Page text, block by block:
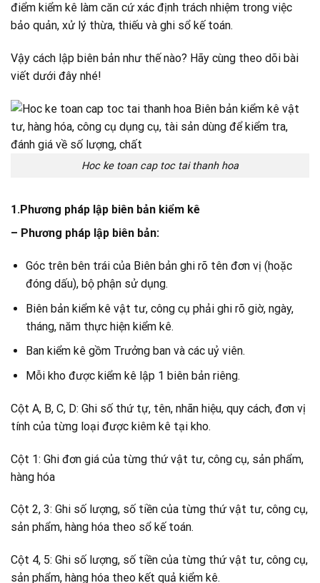
điểm kiểm kê làm căn cứ xác định trách nhiệm trong việc
bảo quản, xử lý thừa, thiếu và ghi sổ kế toán.
Vậy cách lập biên bản như thế nào? Hãy cùng theo dõi bài
viết dưới đây nhé!
Hoc ke toan cap toc tai thanh hoa
1.Phương pháp lập biên bản kiểm kê
– Phương pháp lập biên bản:
Góc trên bên trái của Biên bản ghi rõ tên đơn vị (hoặc
đóng dấu), bộ phận sử dụng.
Biên bản kiểm kê vật tư, công cụ phải ghi rõ giờ, ngày,
tháng, năm thực hiện kiểm kê.
Ban kiểm kê gồm Trưởng ban và các uỷ viên.
Mỗi kho được kiểm kê lập 1 biên bản riêng.
Cột A, B, C, D: Ghi số thứ tự, tên, nhãn hiệu, quy cách, đơn vị
tính của từng loại được kiêm kê tại kho.
Cột 1: Ghi đơn giá của từng thứ vật tư, công cụ, sản phẩm,
hàng hóa
Cột 2, 3: Ghi số lượng, số tiền của từng thứ vật tư, công cụ,
sản phẩm, hàng hóa theo sổ kế toán.
Cột 4, 5: Ghi số lượng, số tiền của từng thứ vật tư, công cụ,
sản phẩm, hàng hóa theo kết quả kiểm kê.